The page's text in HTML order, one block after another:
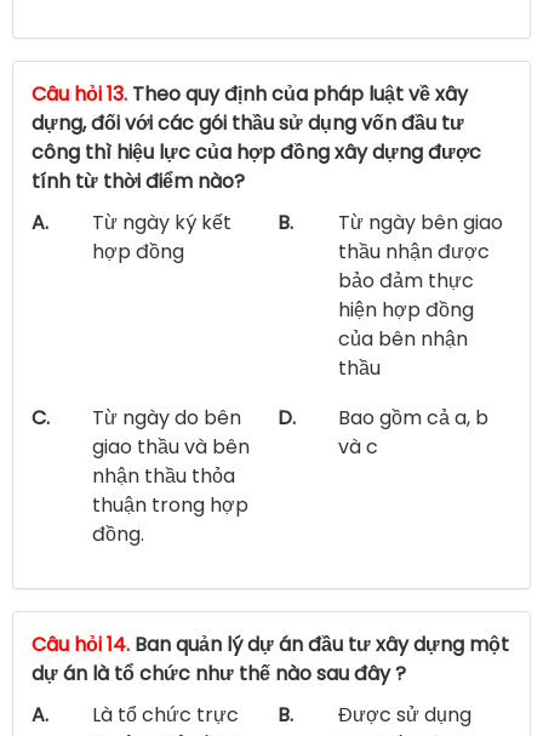
Câu hỏi 13. Theo quy định của pháp luật về xây
dựng, đối với các gói thầu sử dụng vốn đầu tư
công thì hiệu lực của hợp đồng xây dựng được
tính từ thời điểm nào?
A.
Từ ngày ký kết
hợp đồng
B.
Từ ngày bên giao
thầu nhận được
bảo đảm thực
hiện hợp đồng
của bên nhận
thầu
C.
Từ ngày do bên
giao thầu và bên
nhận thầu thỏa
thuận trong hợp
đồng.
D.
Bao gồm cả a, b
và c
Câu hỏi 14. Ban quản lý dự án đầu tư xây dựng một
dự án là tổ chức như thế nào sau đây ?
A.
Là tổ chức trực
B.
Được sử dụng